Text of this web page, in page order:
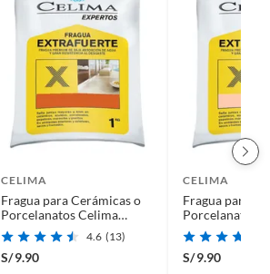
CELIMA
Fragua para Cerámicas o
Porcelanatos Celima
Madera 1kg
4.6 (13)
S/9.90
CELIMA
Fragua para
Porcelanatos
1kg
S/9.90